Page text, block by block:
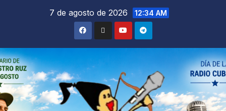
7 de agosto de 2026 12:34 AM